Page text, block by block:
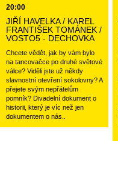
20:00
JIŘÍ HAVELKA / KAREL
FRANTIŠEK TOMÁNEK /
VOSTO5 - DECHOVKA
Chcete vědět, jak by vám bylo
na tancovačce po druhé světové
válce? Viděli jste už někdy
slavnostní otevření sokolovny? A
přejete svým nepřátelům
pomník? Divadelní dokument o
historii, který je víc než jen
dokumentem o nás..